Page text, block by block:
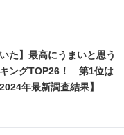
た】最高にうまいと思う
キングTOP26！ 第1位は
年最新調査結果】